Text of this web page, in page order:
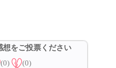
想をご投票ください
(0)
(0)